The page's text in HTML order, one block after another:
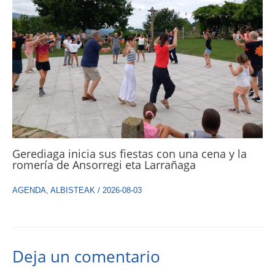
Gerediaga inicia sus fiestas con una cena y la
romería de Ansorregi eta Larrañaga
AGENDA, ALBISTEAK / 2026-08-03
Deja un comentario